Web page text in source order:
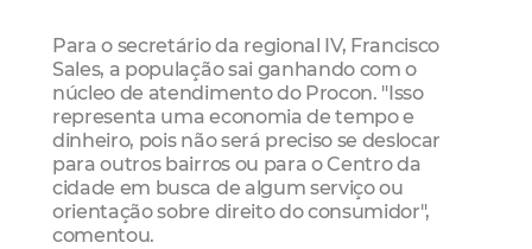
Para o secretário da regional IV, Francisco
Sales, a população sai ganhando com o
núcleo de atendimento do Procon. "Isso
representa uma economia de tempo e
dinheiro, pois não será preciso se deslocar
para outros bairros ou para o Centro da
cidade em busca de algum serviço ou
orientação sobre direito do consumidor",
comentou.